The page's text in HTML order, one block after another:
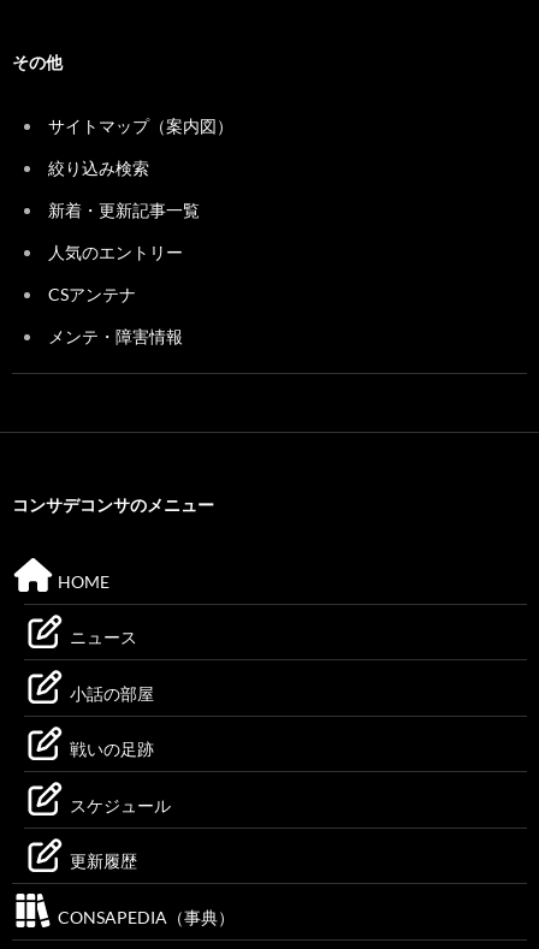
その他
サイトマップ（案内図）
絞り込み検索
新着・更新記事一覧
人気のエントリー
CSアンテナ
メンテ・障害情報
コンサデコンサのメニュー
HOME
ニュース
小話の部屋
戦いの足跡
スケジュール
更新履歴
CONSAPEDIA（事典）